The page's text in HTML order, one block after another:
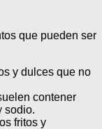
que pueden ser
y dulces que no
contener
sodio.
fritos y